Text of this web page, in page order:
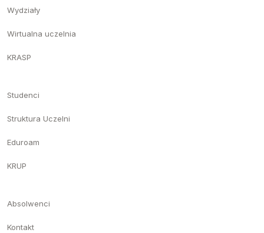
Wydziały
Wirtualna uczelnia
KRASP
Studenci
Struktura Uczelni
Eduroam
KRUP
Absolwenci
Kontakt